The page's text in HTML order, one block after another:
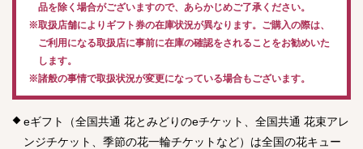
品を除く場合がございますので、あらかじめご了承ください。
※取扱店舗によりギフト券の在庫状況が異なります。ご購入の際は、
ご利用になる取扱店に事前に在庫の確認をされることをお勧めいた
します。
※諸般の事情で取扱状況が変更になっている場合もございます。
eギフト（全国共通 花とみどりのeチケット、全国共通 花束アレ
ンジチケット、季節の花一輪チケットなど）は全国の花キュー